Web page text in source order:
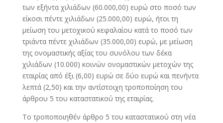
των εξήντα χιλιάδων (60.000,00) ευρώ στο ποσό των
είκοσι πέντε χιλιάδων (25.000,00) ευρώ, ήτοι τη
μείωση του μετοχικού κεφαλαίου κατά το ποσό των
τριάντα πέντε χιλιάδων (35.000,00) ευρώ, με μείωση
της ονομαστικής αξίας του συνόλου των δέκα
χιλιάδων (10.000) κοινών ονομαστικών μετοχών της
εταιρίας από έξι (6,00) ευρώ σε δύο ευρώ και πενήντα
λεπτά (2,50) και την αντίστοιχη τροποποίηση του
άρθρου 5 του καταστατικού της εταιρίας.
Το τροποποιηθέν άρθρο 5 του καταστατικού στη νέα